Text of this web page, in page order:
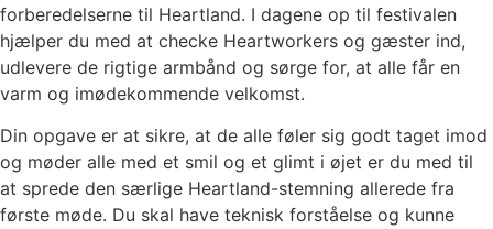
forberedelserne til Heartland. I dagene op til festivalen
hjælper du med at checke Heartworkers og gæster ind,
udlevere de rigtige armbånd og sørge for, at alle får en
varm og imødekommende velkomst.
Din opgave er at sikre, at de alle føler sig godt taget imod
og møder alle med et smil og et glimt i øjet er du med til
at sprede den særlige Heartland-stemning allerede fra
første møde. Du skal have teknisk forståelse og kunne